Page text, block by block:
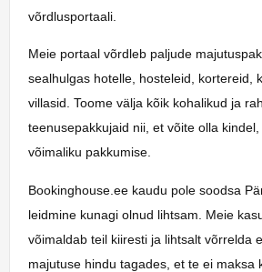
võrdlusportaali.
Meie portaal võrdleb paljude
sealhulgas hotelle, hosteleid, kortereid,
villasid. Toome välja kõik kohalikud ja
teenusepakkujaid nii, et võite olla
võimaliku pakkumise.
Bookinghouse.ee kaudu pole soodsa
leidmine kunagi olnud lihtsam. Meie
võimaldab teil kiiresti ja lihtsalt võrrelda
majutuse hindu tagades, et te ei maksa